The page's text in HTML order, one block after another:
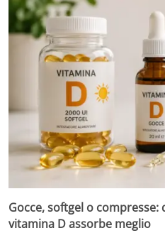
Gocce, softgel o
vitamina D assorbe meglio